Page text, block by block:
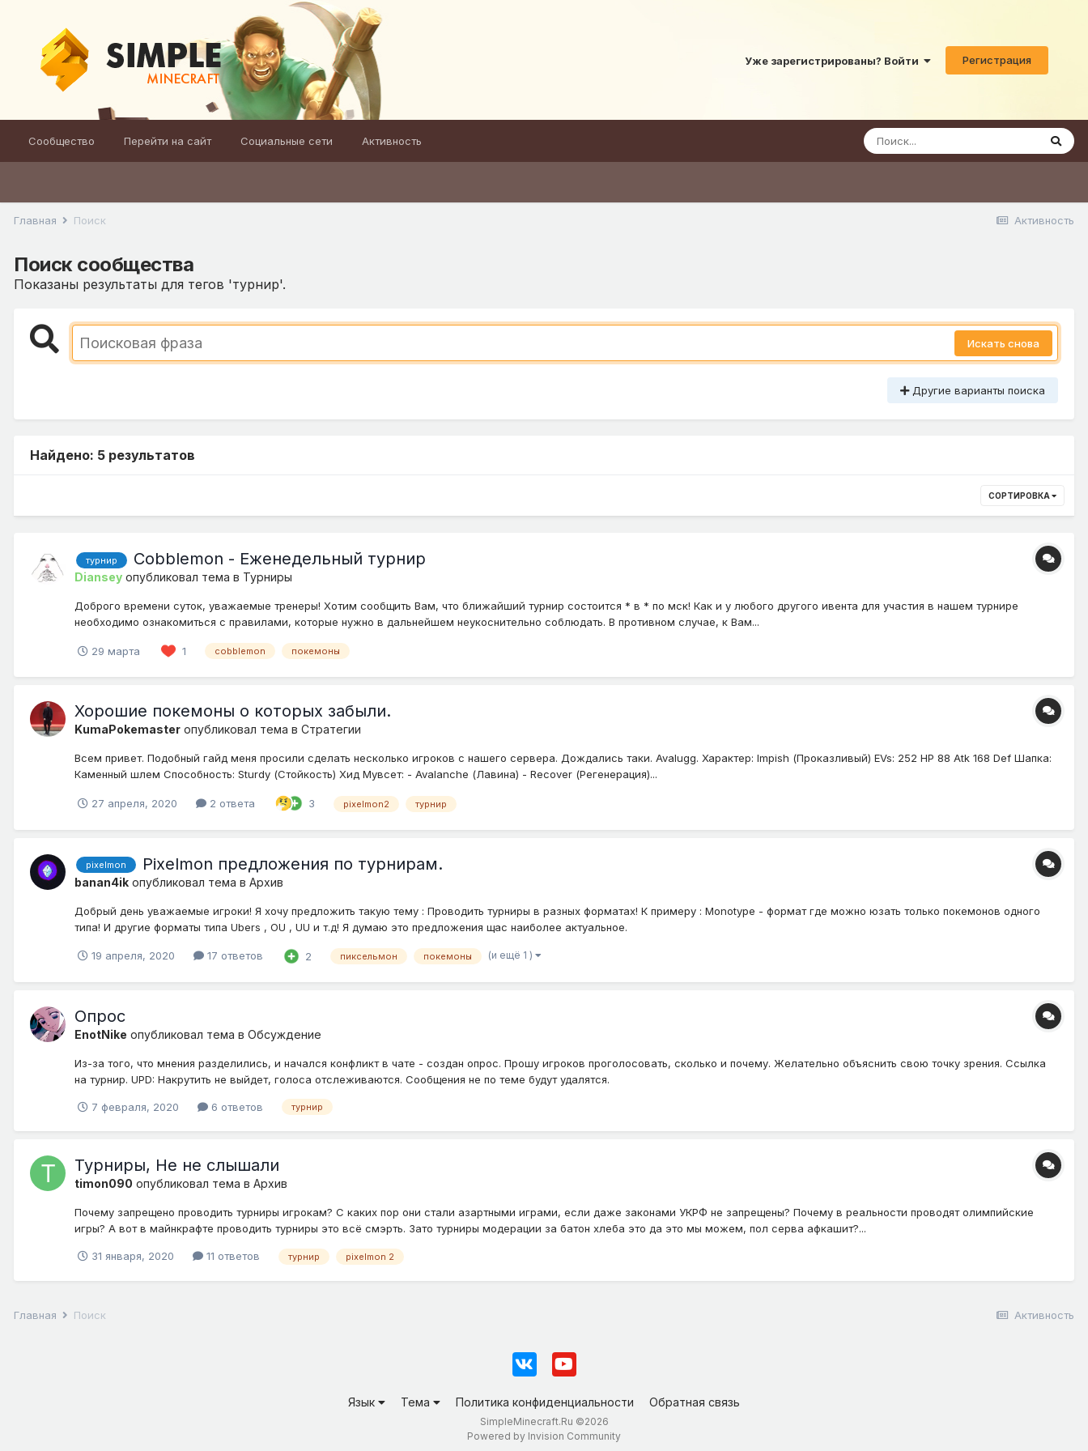
Уже зарегистрированы? Войти Регистрация
Сообщество Перейти на сайт Социальные сети Активность
Активность
Главная Поиск
Поиск сообщества
Показаны результаты для тегов 'турнир'.
Искать снова
Другие варианты поиска
Найдено: 5 результатов
СОРТИРОВКА
турнир Cobblemon - Еженедельный турнир
Diansey опубликовал тема в Турниры
Доброго времени суток, уважаемые тренеры! Хотим сообщить Вам, что ближайший турнир состоится * в * по мск! Как и у любого другого ивента для участия в нашем турнире
необходимо ознакомиться с правилами, которые нужно в дальнейшем неукоснительно соблюдать. В противном случае, к Вам...
29 марта 1 cobblemon покемоны
Хорошие покемоны о которых забыли.
KumaPokemaster опубликовал тема в Стратегии
Всем привет. Подобный гайд меня просили сделать несколько игроков с нашего сервера. Дождались таки. Avalugg. Характер: Impish (Проказливый) EVs: 252 HP 88 Atk 168 Def Шапка:
Каменный шлем Способность: Sturdy (Стойкость) Хид Мувсет: - Avalanche (Лавина) - Recover (Регенерация)...
27 апреля, 2020 2 ответа 3 pixelmon2 турнир
pixelmon Pixelmon предложения по турнирам.
banan4ik опубликовал тема в Архив
Добрый день уважаемые игроки! Я хочу предложить такую тему : Проводить турниры в разных форматах! К примеру : Monotype - формат где можно юзать только покемонов одного
типа! И другие форматы типа Ubers , OU , UU и т.д! Я думаю это предложения щас наиболее актуальное.
19 апреля, 2020 17 ответов 2 пиксельмон покемоны (и ещё 1 )
Опрос
EnotNike опубликовал тема в Обсуждение
Из-за того, что мнения разделились, и начался конфликт в чате - создан опрос. Прошу игроков проголосовать, сколько и почему. Желательно объяснить свою точку зрения. Ссылка
на турнир. UPD: Накрутить не выйдет, голоса отслеживаются. Сообщения не по теме будут удалятся.
7 февраля, 2020 6 ответов турнир
Турниры, Не не слышали
timon090 опубликовал тема в Архив
Почему запрещено проводить турниры игрокам? С каких пор они стали азартными играми, если даже законами УКРФ не запрещены? Почему в реальности проводят олимпийские
игры? А вот в майнкрафте проводить турниры это всё смэрть. Зато турниры модерации за батон хлеба это да это мы можем, пол серва афкашит?...
31 января, 2020 11 ответов турнир pixelmon 2
Активность
Главная Поиск
Язык Тема Политика конфиденциальности Обратная связь
SimpleMinecraft.Ru ©2026
Powered by Invision Community